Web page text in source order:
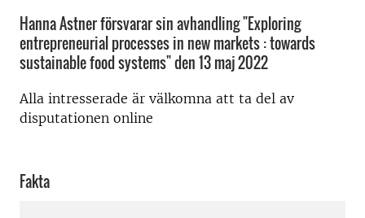
Hanna Astner försvarar sin avhandling "Exploring
entrepreneurial processes in new markets : towards
sustainable food systems" den 13 maj 2022
Alla intresserade är välkomna att ta del av
disputationen online
Fakta